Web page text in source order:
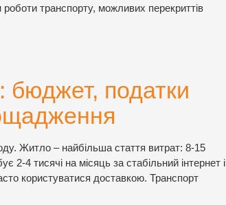
транспорту, можливих перекриттів
бюджет, податки
Житло – найбільша стаття витрат: 8-15
2-4 тисячі на місяць за стабільний інтернет і
користуватися доставкою. Транспорт